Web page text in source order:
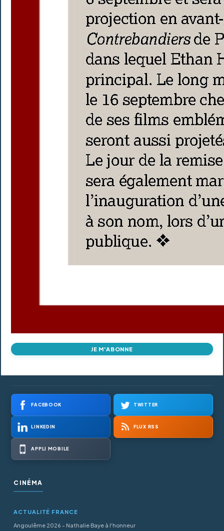
JE M'ABONNE
FACEBOOK TWITTER
LINKEDIN FLUX RSS
APPLI MOBILE
CINÉMA
ACTUALITÉ FRANCE
Angoulême 2026 - Nathalie Baye à l'honneur